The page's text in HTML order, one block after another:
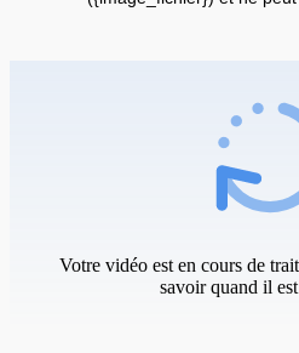
Votre vidéo est en cours de
savoir quand il